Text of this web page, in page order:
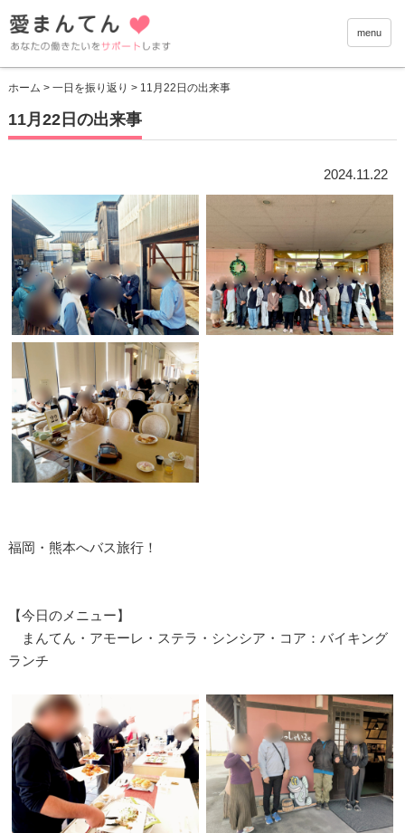
愛まん
menu
ホーム > 一日を振り返り > 11月22日の出来事
11月22日の出来事
2024.11.22
福岡・熊本へバス旅行！
【今日のメニュー】
まんてん・アモーレ・ステラ・シンシア・コア：バイキング
ランチ